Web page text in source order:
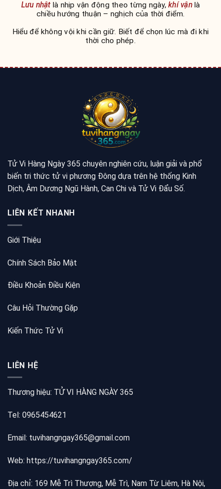
Lưu nhậtlà nhịp vận động theo từng ngày, khí vậnlà
chiều hướng thuận – nghịch của thời điểm.
Hiểu để không vội khi cần giữ. Biết để chọn lúc mà đi khi
thời cho phép.
Tử Vi Hàng Ngày 365 chuyên nghiên cứu, luận giải và phổ
biến tri thức tử vi phương Đông dựa trên hệ thống Kinh
Dịch, Âm Dương Ngũ Hành, Can Chi và Tử Vi Đẩu Số.
LIÊN KẾT NHANH
Giới Thiệu
Chính Sách Bảo Mật
Điều Khoản Điều Kiện
Câu Hỏi Thường Gặp
Kiến Thức Tử Vi
LIÊN HỆ
Thương hiệu: TỬ VI HÀNG NGÀY 365
Tel: 0965454621
Email: tuvihangngay365@gmail.com
Web: https://tuvihangngay365.com/
Địa chỉ: 169 Mễ Trì Thượng, Mễ Trì, Nam Từ Liêm, Hà Nội,